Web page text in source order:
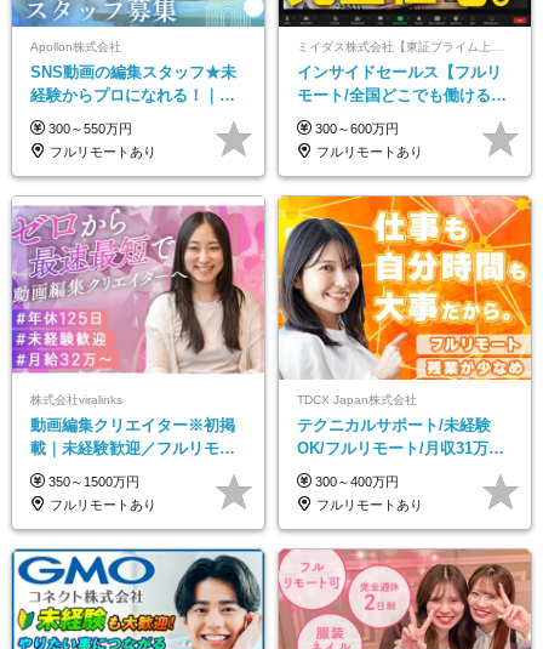
Apollon株式会社
SNS動画の編集スタッフ★未
経験からプロになれる！｜お
うちで働くフルリモート｜残
業ゼロで18時退勤◎
300～550万円
フルリモートあり
インサイドセールス【フルリ
モート/全国どこでも働ける】
未経験OK*土日祝休み*残業少
なめ*在宅勤務手当あり
300～600万円
フルリモートあり
株式会社viralinks
動画編集クリエイター※初掲
載｜未経験歓迎／フルリモー
トOK／月給32万＋賞与
350～1500万円
フルリモートあり
TDCX Japan株式会社
テクニカルサポート/未経験
OK/フルリモート/月収31万円
可/月最大3万のインセンティ
ブ支給/平均年齢33歳
300～400万円
フルリモートあり